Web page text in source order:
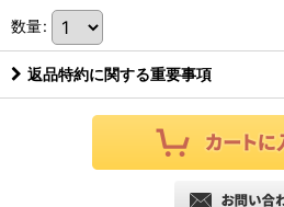
数量:
返品特約に関する重要事項